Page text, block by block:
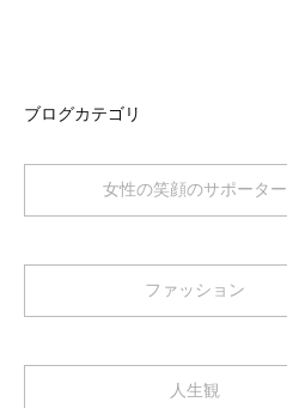
ブログカテゴリ
女性の笑顔のサポーター
ファッション
人生観